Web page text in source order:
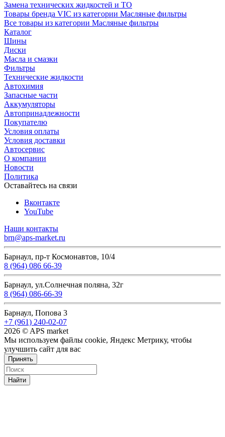
Замена технических жидкостей и ТО
Товары бренда VIC из категории Масляные фильтры
Все товары из категории Масляные фильтры
Каталог
Шины
Диски
Масла и смазки
Фильтры
Технические жидкости
Автохимия
Запасные части
Аккумуляторы
Автопринадлежности
Покупателю
Условия оплаты
Условия доставки
Автосервис
О компании
Новости
Политика
Оставайтесь на связи
Вконтакте
YouTube
Наши контакты
brn@aps-market.ru
Барнаул, пр-т Космонавтов, 10/4
8 (964) 086 66-39
Барнаул, ул.Солнечная поляна, 32г
8 (964) 086-66-39
Барнаул, Попова 3
+7 (961) 240-02-07
2026 © APS market
Мы используем файлы cookie, Яндекс Метрику, чтобы
улучшить сайт для вас
Принять
Найти